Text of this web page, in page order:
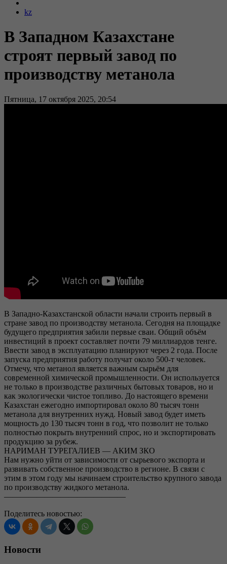
kz
В Западном Казахстане
строят первый завод по
производству метанола
Пятница, 17 октября 2025, 20:54
В Западно-Казахстанской области начали строить первый в
стране завод по производству метанола. Сегодня на площадке
будущего предприятия забили первые сваи. Общий объём
инвестиций в проект составляет почти 79 миллиардов тенге.
Ввести завод в эксплуатацию планируют через 2 года. После
запуска предприятия работу получат около 500-т человек.
Отмечу, что метанол является важным сырьём для
современной химической промышленности. Он используется
не только в производстве различных бытовых товаров, но и
как экологически чистое топливо. До настоящего времени
Казахстан ежегодно импортировал около 80 тысяч тонн
метанола для внутренних нужд. Новый завод будет иметь
мощность до 130 тысяч тонн в год, что позволит не только
полностью покрыть внутренний спрос, но и экспортировать
продукцию за рубеж.
НАРИМАН ТУРЕГАЛИЕВ — АКИМ ЗКО
Нам нужно уйти от зависимости от сырьевого экспорта и
развивать собственное производство в регионе. В связи с
этим в этом году мы начинаем строительство крупного завода
по производству жидкого метанола.
———————————————
Поделитесь новостью:
Новости